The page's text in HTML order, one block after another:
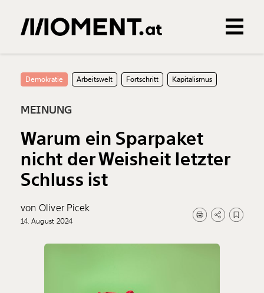
0Treffer 0Artikel
Demokratie Arbeitswelt Fortschritt Kapitalismus
MEINUNG
Warum ein Sparpaket
nicht der Weisheit letzter
Schluss ist
von Oliver Picek
14. August 2024